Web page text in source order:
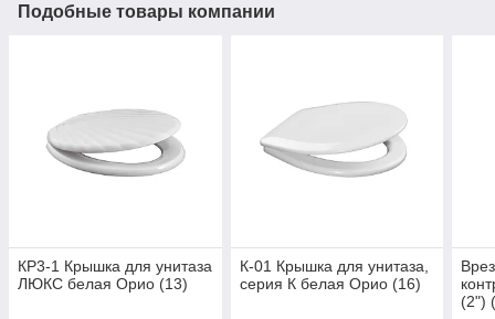
Подобные товары компании
КР3-1 Крышка для унитаза
ЛЮКС белая Орио (13)
К-01 Крышка для унитаза,
серия К белая Орио (16)
(2")